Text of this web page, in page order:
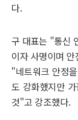
다.
구 대표는 "통신
이자 사명이며
"네트워크 안정
도 강화했지만
것"고 강조했다.